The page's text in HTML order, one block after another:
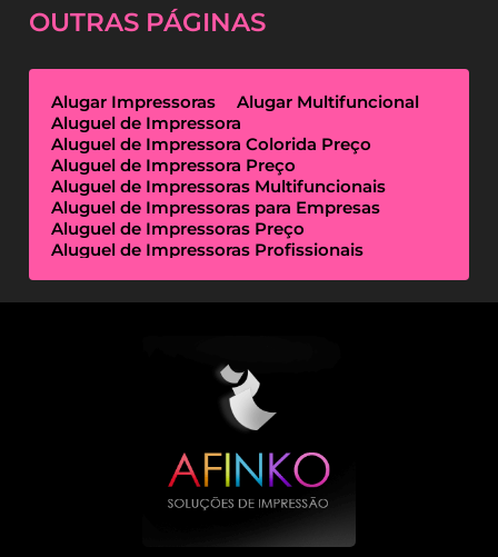
OUTRAS PÁGINAS
Alugar Impressoras
Alugar Multifuncional
Aluguel de Impressora
Aluguel de Impressora Colorida Preço
Aluguel de Impressora Preço
Aluguel de Impressoras Multifuncionais
Aluguel de Impressoras para Empresas
Aluguel de Impressoras Preço
Aluguel de Impressoras Profissionais
Empresas de Outsourcing de Impressão
Impressoras Multifuncionais Locação
Locação de Impressora
Locação de Impressoras Térmicas
Locação de Impressoras Valor
Outsourcing de Impressão Preço
Outsourcing de Impressoras